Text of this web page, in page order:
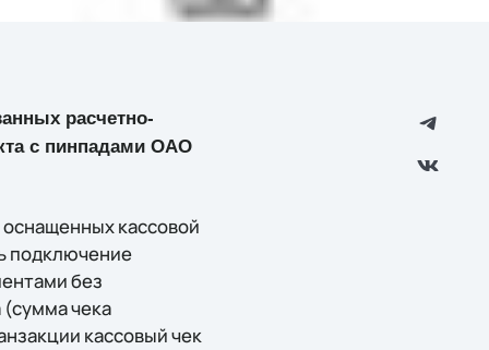
расчетно-
с пинпадами ОАО
кассовой
подключение
без
чека
кассовый чек